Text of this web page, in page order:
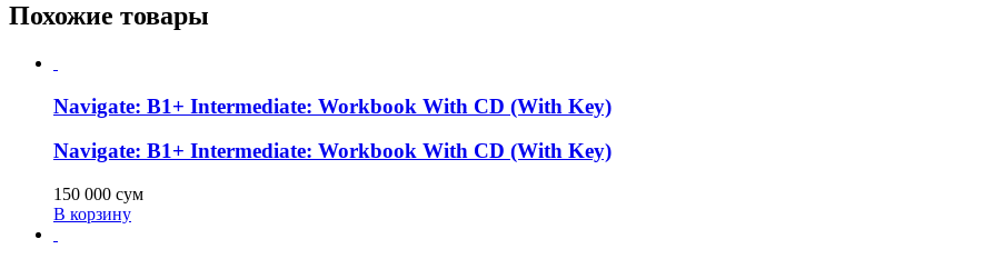
Похожие товары
Navigate: B1+ Intermediate: Workbook With CD (With Key)
Navigate: B1+ Intermediate: Workbook With CD (With Key)
150 000 сум
В корзину